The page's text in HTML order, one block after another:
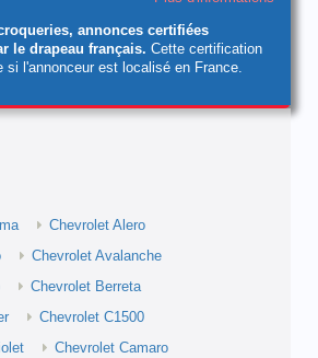
annonces certifiées
le drapeau français. Cette certification
si l'annonceur est localisé en France.
Chevrolet Alero
Chevrolet Avalanche
Chevrolet Berreta
Chevrolet C1500
Chevrolet Camaro